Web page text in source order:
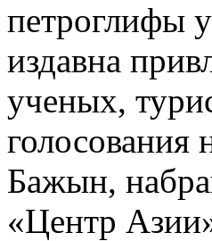
петроглифы
издавна
ученых,
голосования
Бажын,
«Центр